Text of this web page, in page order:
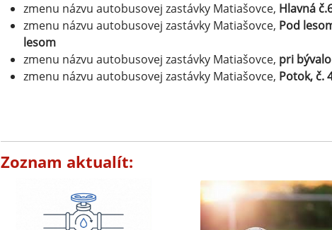
zmenu názvu autobusovej zastávky Matiašovce, Hlavná
zmenu názvu autobusovej zastávky Matiašovce, Pod
lesom
zmenu názvu autobusovej zastávky Matiašovce, pri
zmenu názvu autobusovej zastávky Matiašovce, Potok, č.
Zoznam aktualít: